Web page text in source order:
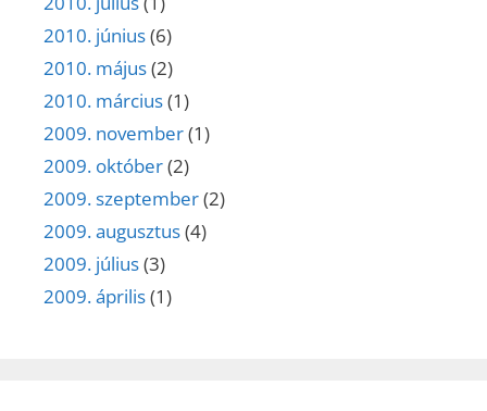
2010. június(6)
2010. május(2)
2010. március(1)
2009. november(1)
2009. október(2)
2009. szeptember(2)
2009. augusztus(4)
2009. július(3)
2009. április(1)